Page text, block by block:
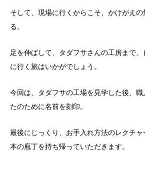
そして、現場に行くからこそ、かけがえ
る。
足を伸ばして、タダフサさんの工房まで
に行く旅はいかがでしょう。
今回は、タダフサの工場を見学した後、
たのために名前を刻印。
最後にじっくり、お手入れ方法のレクチ
本の庖丁を持ち帰っていただきます。